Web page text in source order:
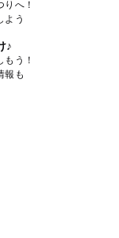
へ！
よう
♪
う！
報も